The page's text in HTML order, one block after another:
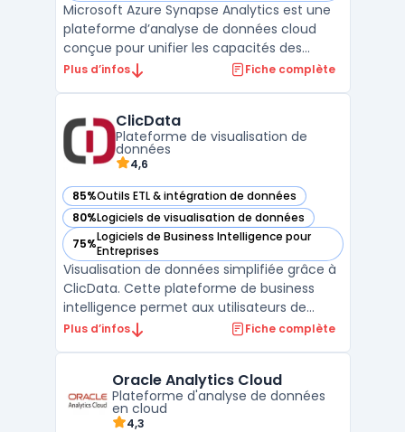
Microsoft Azure Synapse Analytics est une
plateforme d’analyse de données cloud
conçue pour unifier les capacités des
entrepôts de données et du Big Data. Elle
leurs données à grande échelle. Grâce à
une inte ...
Plus d’infos Fiche complète
ClicData
Plateforme de visualisation de
données
4,6
85%Outils ETL & intégration de données
— voir ClicData dans cette catégorie
80%Logiciels de visualisation de données
— voir ClicData dans cette catégorie
75%Logiciels de Business Intelligence pour
Entreprises
— voir ClicData dans cette catégorie
Visualisation de données simplifiée grâce à
ClicData. Cette plateforme de business
intelligence permet aux utilisateurs de
collecter, analyser et visualiser des données
personnalisés pour surveiller vos KPIs en
temps réel. ...
Plus d’infos Fiche complète
Oracle Analytics Cloud
Plateforme d'analyse de données
en cloud
4,3